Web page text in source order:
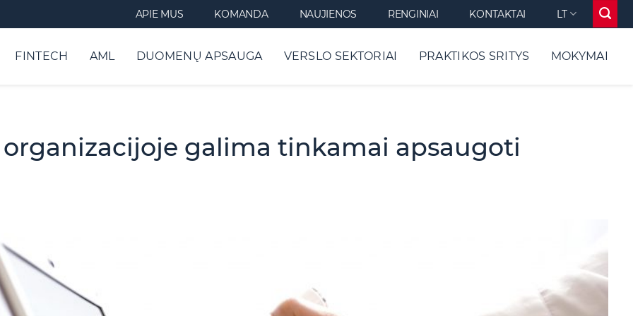
APIE MUS KOMANDA NAUJIENOS RENGINIAI KONTAKTAI LT
FINTECH AML DUOMENŲ APSAUGA VERSLO SEKTORIAI PRAKTIKOS SRITYS MOKYMAI
galima tinkamai apsaugoti